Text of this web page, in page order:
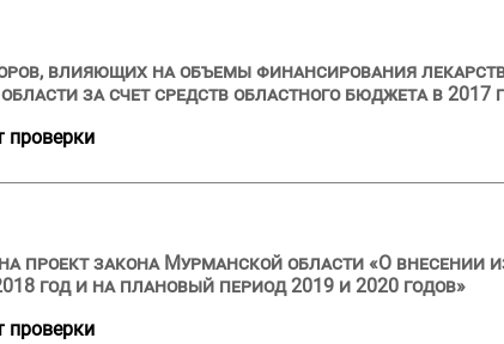
влияющих на объемы финансирования
за счет средств областного бюджета в 2017
проверки
проект закона Мурманской области «О
год и на плановый период 2019 и 2020 годов»
проверки